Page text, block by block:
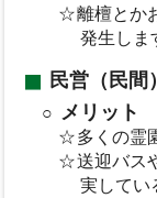
離檀とか
発生しま
民営（民間
メリット
多くの霊
送迎バス
実してい